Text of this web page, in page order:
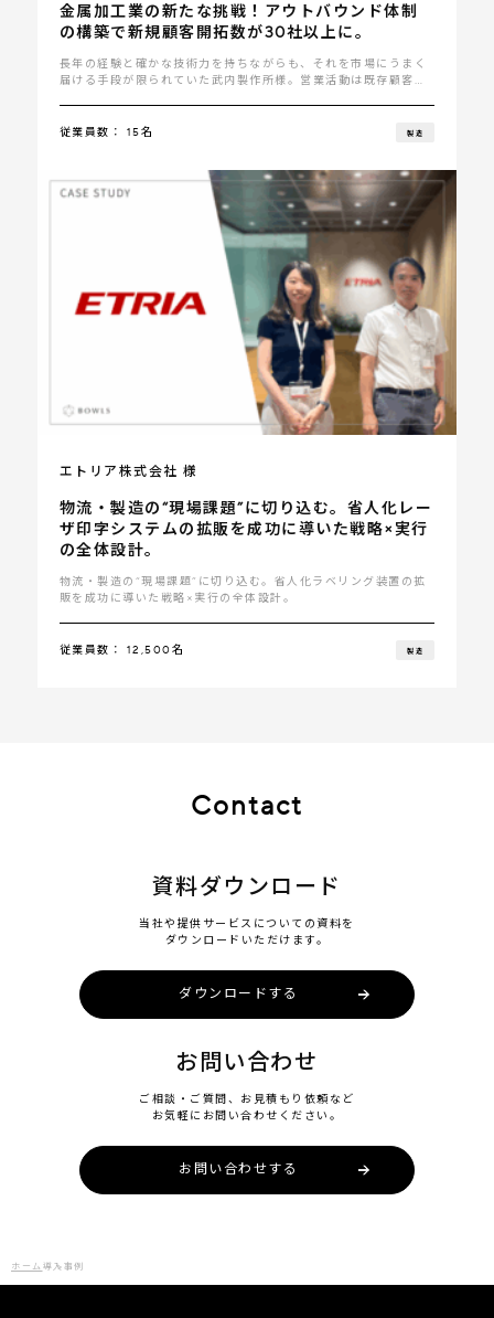
金属加工業の新たな挑戦！アウトバウンド体制
の構築で新規顧客開拓数が30社以上に。
長年の経験と確かな技術力を持ちながらも、それを市場にうまく
届ける手段が限られていた武内製作所様。営業活動は既存顧客へ
従業員数： 15名 製造
エトリア株式会社 様
物流・製造の“現場課題”に切り込む。省人化レー
ザ印字システムの拡販を成功に導いた戦略×実行
の全体設計。
物流・製造の“現場課題”に切り込む。省人化ラベリング装置の拡
販を成功に導いた戦略×実行の全体設計。
従業員数： 12,500名 製造
Contact
資料ダウンロード
当社や提供サービスについての資料を
ダウンロードいただけます。
ダウンロードする
お問い合わせ
ご相談・ご質問、お見積もり依頼など
お気軽にお問い合わせください。
お問い合わせする
ホーム 導入事例